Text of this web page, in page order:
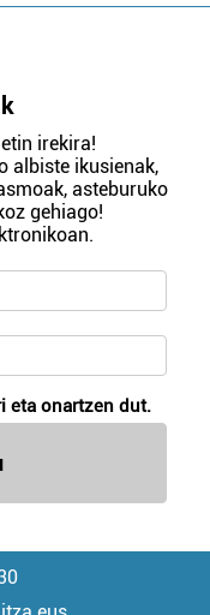
irekira!
albiste ikusienak,
asteburuko
gehiago!
eta onartzen dut.